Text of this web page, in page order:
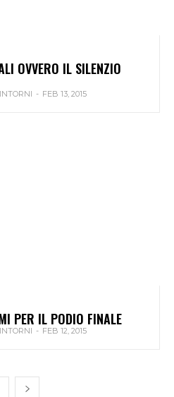
OVVERO IL SILENZIO
- FEB 13, 2015
PER IL PODIO FINALE
- FEB 12, 2015